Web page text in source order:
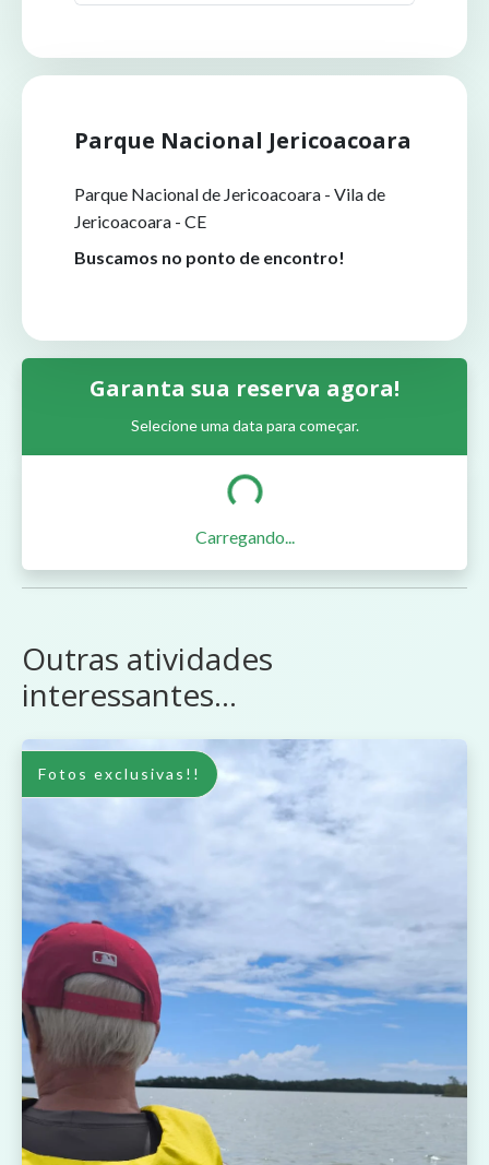
Parque Nacional Jericoacoara
Parque Nacional de Jericoacoara - Vila de
Jericoacoara - CE
Buscamos no ponto de encontro!
Garanta sua reserva agora!
Selecione uma data para começar.
Carregando...
Outras atividades
interessantes...
Fotos exclusivas!!